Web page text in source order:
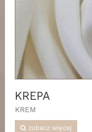
KREPA
KREM
zobacz więcej